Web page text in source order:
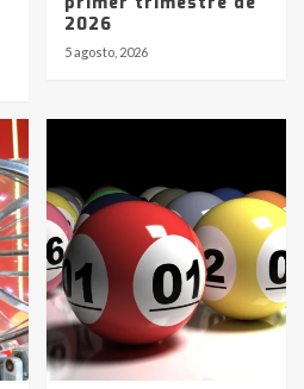
2026
5 agosto, 2026